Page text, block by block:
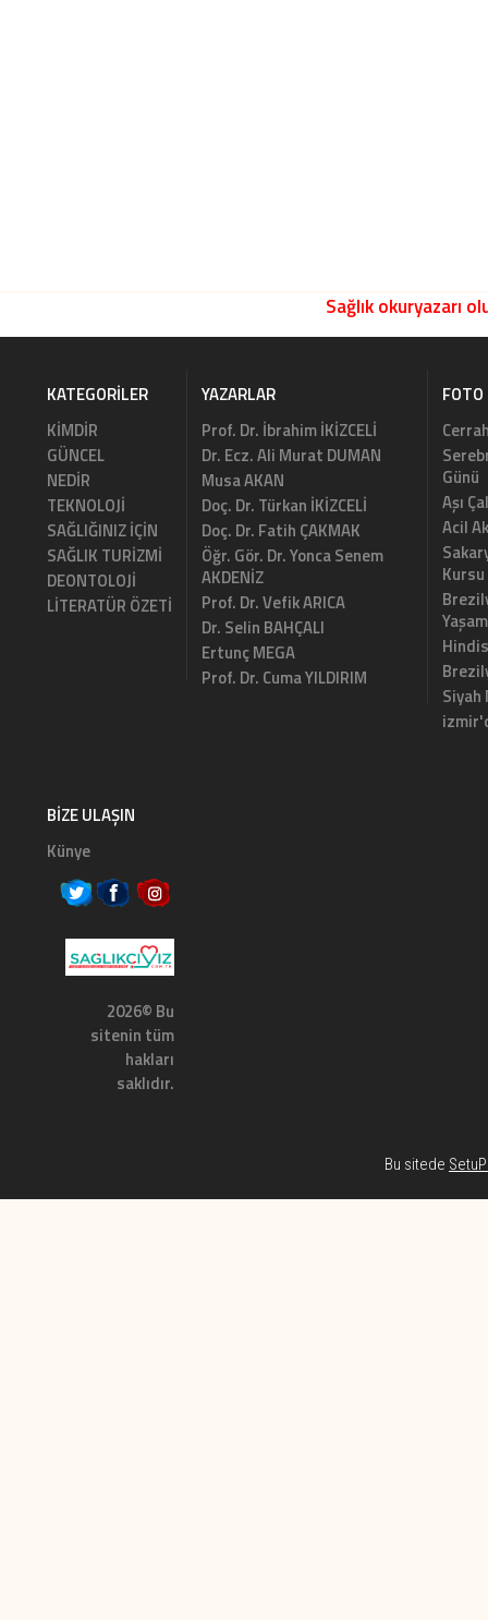
Sağlık okuryazarı
KATEGORILER
KİMDİR
GÜNCEL
NEDİR
TEKNOLOJİ
SAĞLIĞINIZ İÇİN
SAĞLIK TURİZMİ
DEONTOLOJİ
LİTERATÜR ÖZETİ
YAZARLAR
Prof. Dr. İbrahim İKİZCELİ
Dr. Ecz. Ali Murat DUMAN
Musa AKAN
Doç. Dr. Türkan İKİZCELİ
Doç. Dr. Fatih ÇAKMAK
Öğr. Gör. Dr. Yonca Senem
AKDENİZ
Prof. Dr. Vefik ARICA
Dr. Selin BAHÇALI
Ertunç MEGA
Prof. Dr. Cuma YILDIRIM
FOTO
Günü
Aşı
Acil
Kursu
Yaşam
BIZE ULAŞIN
Künye
2026© Bu
sitenin tüm
hakları
saklıdır.
Bu sitede SetuP